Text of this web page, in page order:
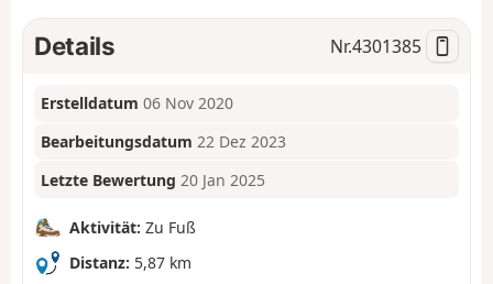
Details Nr.4301385
Erstelldatum 06 Nov 2020
Bearbeitungsdatum 22 Dez 2023
Letzte Bewertung 20 Jan 2025
Aktivität: Zu Fuß
Distanz: 5,87 km